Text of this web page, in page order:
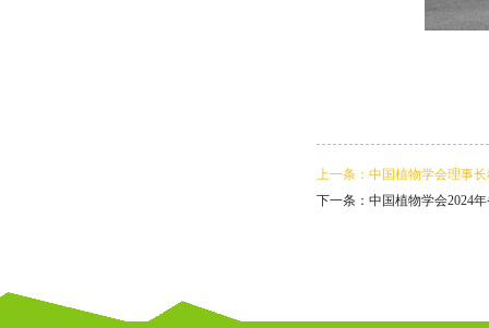
上一条：中国植物学会理事
下一条：中国植物学会2024